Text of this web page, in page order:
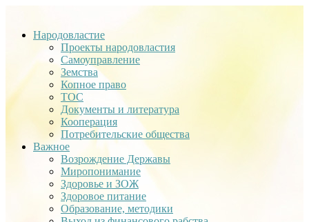
Народовластие
Проекты народовластия
Самоуправление
Земства
Копное право
ТОС
Документы и литература
Кооперация
Потребительские общества
Важное
Возрождение Державы
Миропонимание
Здоровье и ЗОЖ
Здоровое питание
Образование, методики